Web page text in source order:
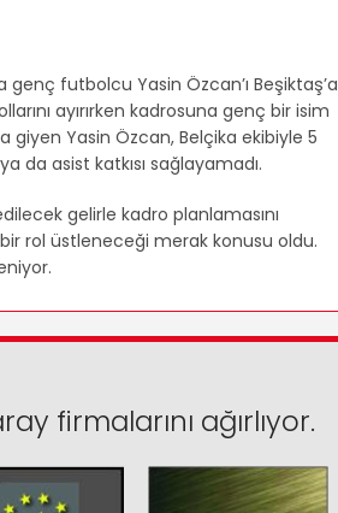
futbolcu Yasin Özcan’ı Beşiktaş’a
ayırırken kadrosuna genç bir isim
giyen Yasin Özcan, Belçika ekibiyle 5
da asist katkısı sağlayamadı.
gelirle kadro planlamasını
bir rol üstleneceği merak konusu oldu.
firmalarını ağırlıyor.